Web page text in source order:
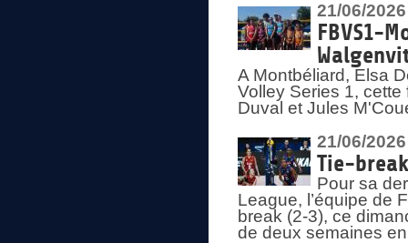
21/06/2026
FBVS1-
A Montbéliard, Elsa
Volley Series 1,
Duval et Jules
21/06/2026
Tie-
Pour sa
League, l’équipe de
break (2-3), ce
de deux semaines